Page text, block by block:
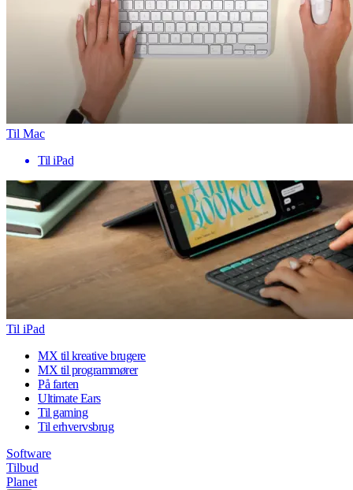
Til Mac
Til iPad
Til iPad
MX til kreative brugere
MX til programmører
På farten
Ultimate Ears
Til gaming
Til erhvervsbrug
Software
Tilbud
Planet